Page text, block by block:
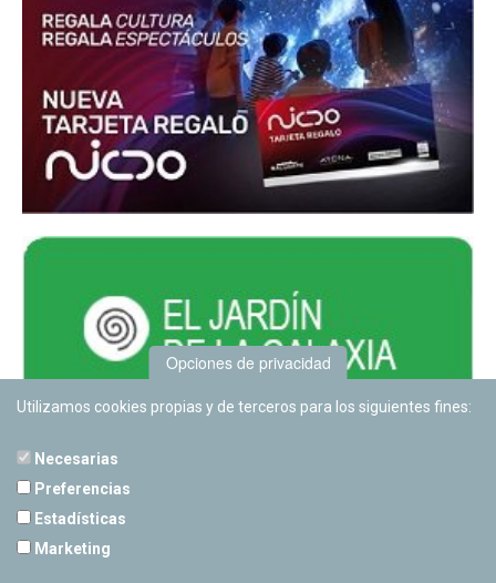
Opciones de privacidad
Utilizamos cookies propias y de terceros para los siguientes fines:
Necesarias
Preferencias
Estadísticas
Marketing